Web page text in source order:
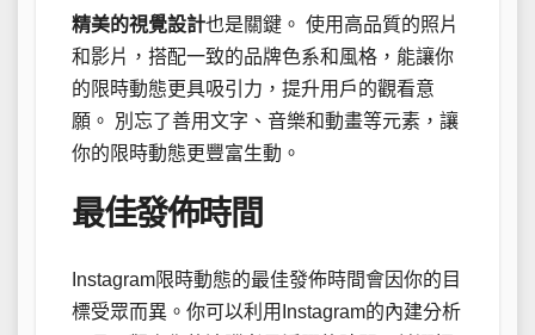
精美的視覺設計也是關鍵。 使用高品質的照片
和影片，搭配一致的品牌色系和風格，能讓你
的限時動態更具吸引力，提升用戶的觀看意
願。 別忘了善用文字、音樂和動畫等元素，讓
你的限時動態更豐富生動。
最佳發佈時間
Instagram限時動態的最佳發佈時間會因你的目
標受眾而異。你可以利用Instagram的內建分析